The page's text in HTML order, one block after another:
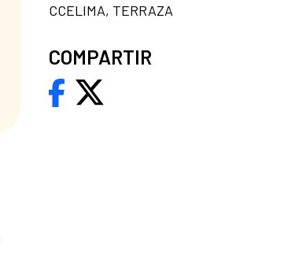
CCELIMA, TERRAZA
COMPARTIR